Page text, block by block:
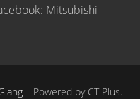
Mitsubishi
– Powered by CT Plus.